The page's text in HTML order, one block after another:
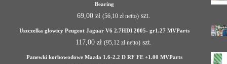
Bearing
69,00 zł (56,10 złnetto)szt.
Uszczelka głowicy Peugeot Jaguar V6 2.7HDI 2005- gr1.27 MVParts
117,00 zł (95,12 złnetto)szt.
Panewki korbowodowe Mazda 1.6-2.2 D RF FE +1.00 MVParts